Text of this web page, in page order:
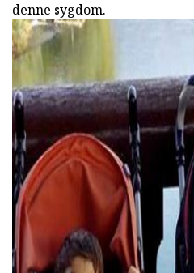
denne sygdom.